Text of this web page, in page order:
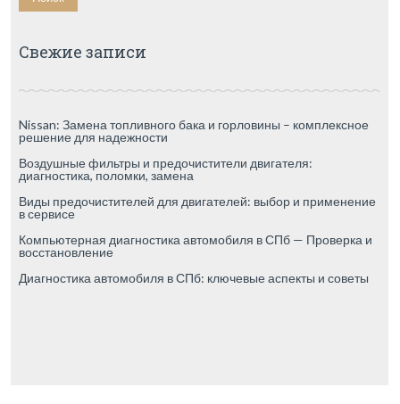
Свежие записи
Nissan: Замена топливного бака и горловины – комплексное
решение для надежности
Воздушные фильтры и предочистители двигателя:
диагностика, поломки, замена
Виды предочистителей для двигателей: выбор и применение
в сервисе
Компьютерная диагностика автомобиля в СПб — Проверка и
восстановление
Диагностика автомобиля в СПб: ключевые аспекты и советы